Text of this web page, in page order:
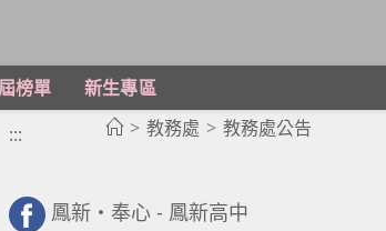
榜單
新生專區
> 教務處 > 教務處公告
:::
鳳新・奉心 - 鳳新高中